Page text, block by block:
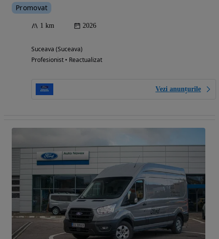
Promovat
1 km 2026
Suceava (Suceava)
Profesionist • Reactualizat
Vezi anunțurile